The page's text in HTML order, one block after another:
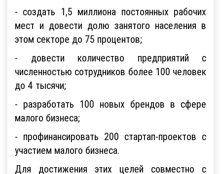
- создать 1,5 миллиона постоянных рабочих
мест и довести долю занятого населения в
этом секторе до 75 процентов;
- довести количество предприятий с
численностью сотрудников более 100 человек
до 4 тысячи;
- разработать 100 новых брендов в сфере
малого бизнеса;
- профинансировать 200 стартап-проектов с
участием малого бизнеса.
Для достижения этих целей совместно с